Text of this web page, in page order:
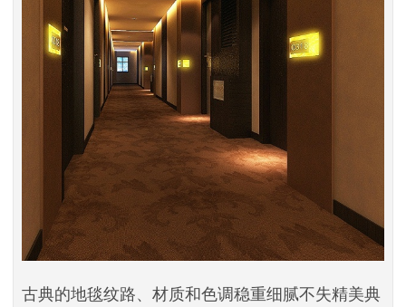
古典的地毯纹路、材质和色调稳重细腻不失精美典